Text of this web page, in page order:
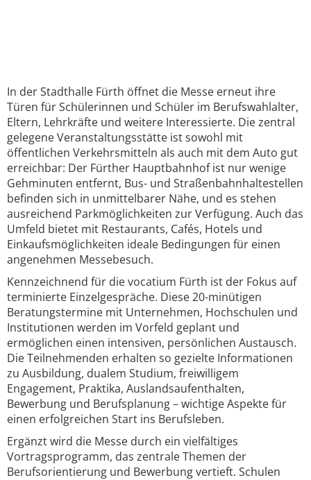
In der Stadthalle Fürth öffnet die Messe erneut ihre
Türen für Schülerinnen und Schüler im Berufswahlalter,
Eltern, Lehrkräfte und weitere Interessierte. Die zentral
gelegene Veranstaltungsstätte ist sowohl mit
öffentlichen Verkehrsmitteln als auch mit dem Auto gut
erreichbar: Der Fürther Hauptbahnhof ist nur wenige
Gehminuten entfernt, Bus- und Straßenbahnhaltestellen
befinden sich in unmittelbarer Nähe, und es stehen
ausreichend Parkmöglichkeiten zur Verfügung. Auch das
Umfeld bietet mit Restaurants, Cafés, Hotels und
Einkaufsmöglichkeiten ideale Bedingungen für einen
angenehmen Messebesuch.
Kennzeichnend für die vocatium Fürth ist der Fokus auf
terminierte Einzelgespräche. Diese 20-minütigen
Beratungstermine mit Unternehmen, Hochschulen und
Institutionen werden im Vorfeld geplant und
ermöglichen einen intensiven, persönlichen Austausch.
Die Teilnehmenden erhalten so gezielte Informationen
zu Ausbildung, dualem Studium, freiwilligem
Engagement, Praktika, Auslandsaufenthalten,
Bewerbung und Berufsplanung – wichtige Aspekte für
einen erfolgreichen Start ins Berufsleben.
Ergänzt wird die Messe durch ein vielfältiges
Vortragsprogramm, das zentrale Themen der
Berufsorientierung und Bewerbung vertieft. Schulen